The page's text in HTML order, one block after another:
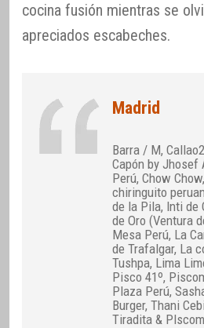
cocina fusión mientras se
apreciados escabeches.
Madrid
Barra / M,
Capón by Jhosef
Perú, Chow
chiringuito
de la Pila, Inti de
de Oro (Ventura
Mesa Perú, La
de Trafalgar, La
Tushpa, Lima
Pisco 41º,
Plaza Perú,
Burger, Thani
Tiradita &